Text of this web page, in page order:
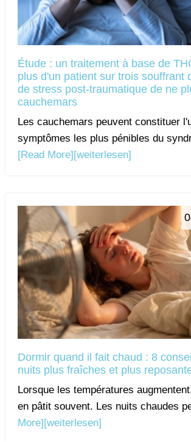
Étude : un traitement à base de
plus d'un patient sur trois souffrant
de stress post-traumatique de ne
cauchemars
Les cauchemars peuvent constituer
symptômes les plus pénibles du
[Read More] [weiterlesen]
Dormir quand il fait chaud : 8
nuits plus fraîches et plus
Lorsque les températures
en pâtit souvent. Les nuits chaudes
More] [weiterlesen]